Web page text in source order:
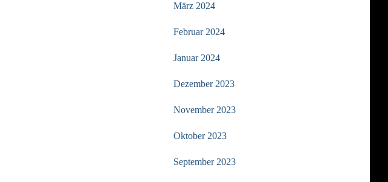
März 2024
Februar 2024
Januar 2024
Dezember 2023
November 2023
Oktober 2023
September 2023